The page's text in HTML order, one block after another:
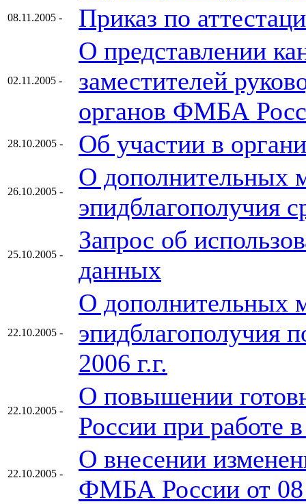
08.11.2005 - Приказ по
02.11.2005 -
О представлении
заместителей
органов ФМБА
28.10.2005 - Об участии в
26.10.2005 -
О дополнительных
эпидблагополучия
25.10.2005 -
Запрос об
данных
22.10.2005 -
О дополнительных
эпидблагополучия
2006 г.г.
22.10.2005 -
О повышении
России при работе
22.10.2005 -
О внесении
ФМБА России от